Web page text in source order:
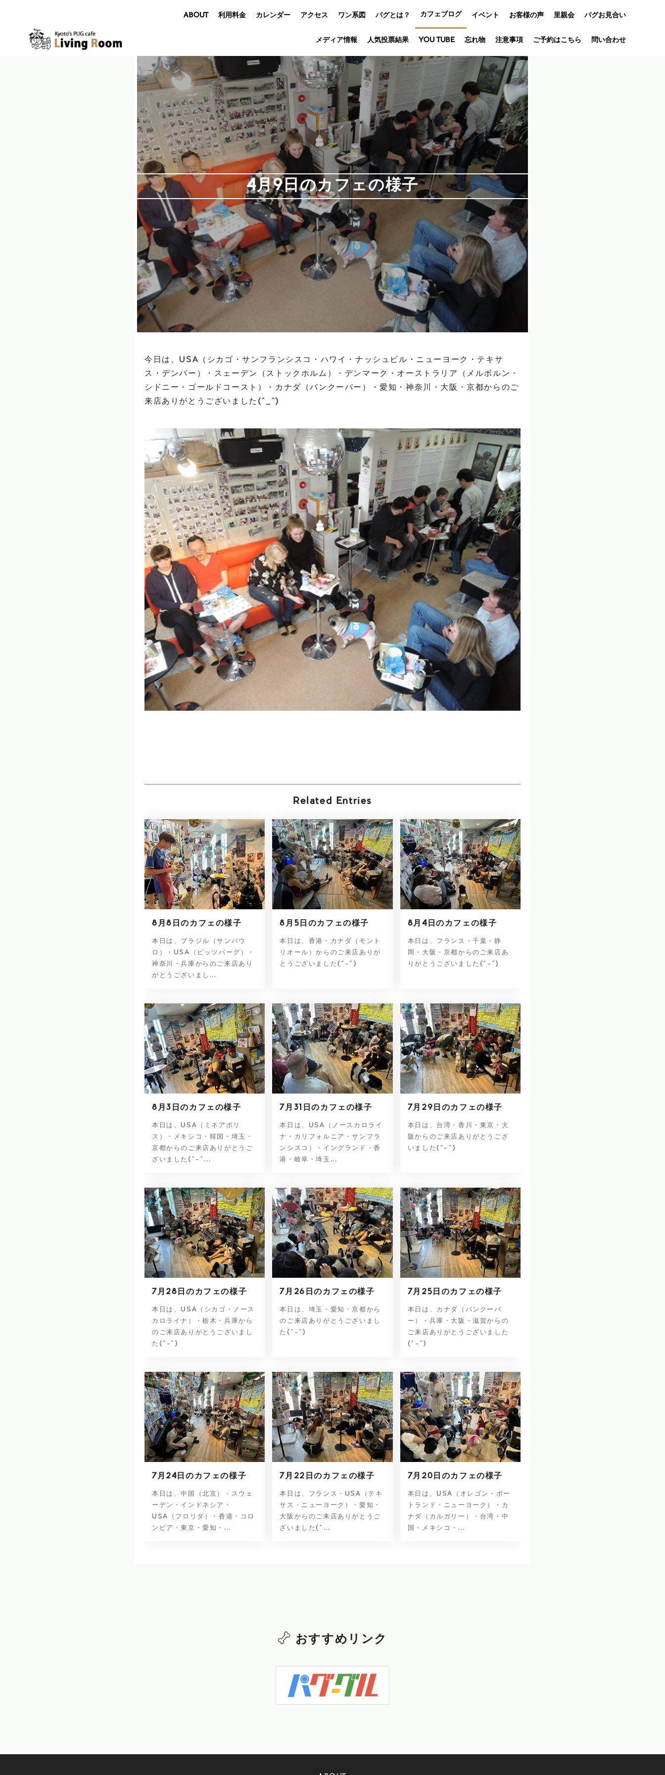
ABOUT 利用料金 カレンダー アクセス ワン系図 パグとは？ カフェブログ イベント
オフ会
アニバーサリ
ー
お客様の声 里親会 パグお見合い
メディア情報 人気投票結果 YOU TUBE 忘れ物 注意事項 ご予約はこちら 問い合わせ
4月9日のカフェの様子
今日は、USA（シカゴ・サンフランシスコ・ハワイ・ナッシュビル・ニューヨーク・テキサ
ス・デンバー）・スェーデン（ストックホルム）・デンマーク・オーストラリア（メルボルン・
シドニー・ゴールドコースト）・カナダ（バンクーバー）・愛知・神奈川・大阪・京都からのご
来店ありがとうございました(^_^)
Related Entries
8月8日のカフェの様子
本日は、ブラジル（サンパウ
ロ）・USA（ピッツバーグ）・
神奈川・兵庫からのご来店あり
がとうございまし...
8月5日のカフェの様子
本日は、香港・カナダ（モント
リオール）からのご来店ありが
とうございました(^-^)
8月4日のカフェの様子
本日は、フランス・千葉・静
岡・大阪・京都からのご来店あ
りがとうございました(^-^)
8月3日のカフェの様子
本日は、USA（ミネアポリ
ス）・メキシコ・韓国・埼玉・
京都からのご来店ありがとうご
ざいました(^-^...
7月31日のカフェの様子
本日は、USA（ノースカロライ
ナ・カリフォルニア・サンフラ
ンシスコ）・イングランド・香
港・岐阜・埼玉...
7月29日のカフェの様子
本日は、台湾・香川・東京・大
阪からのご来店ありがとうござ
いました(^-^)
7月28日のカフェの様子
本日は、USA（シカゴ・ノース
カロライナ）・栃木・兵庫から
のご来店ありがとうございまし
た(^-^)
7月26日のカフェの様子
本日は、埼玉・愛知・京都から
のご来店ありがとうございまし
た(^-^)
7月25日のカフェの様子
本日は、カナダ（バンクーバ
ー）・兵庫・大阪・滋賀からの
ご来店ありがとうございました
(^-^)
7月24日のカフェの様子
本日は、中国（北京）・スウェ
ーデン・インドネシア・
USA（フロリダ）・香港・コロ
ンビア・東京・愛知・...
7月22日のカフェの様子
本日は、フランス・USA（テキ
サス・ニューヨーク）・愛知・
大阪からのご来店ありがとうご
ざいました(^...
7月20日のカフェの様子
本日は、USA（オレゴン・ポー
トランド・ニューヨーク）・カ
ナダ（カルガリー）・台湾・中
国・メキシコ・...
おすすめリンク